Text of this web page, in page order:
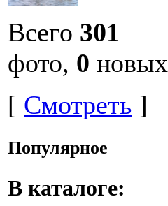
Всего 301
фото, 0 новых
[ Смотреть ]
Популярное
В каталоге: